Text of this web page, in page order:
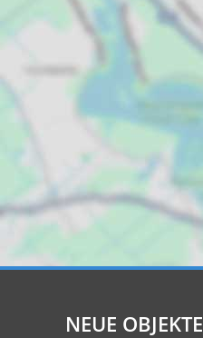
NEUE OBJEKTE